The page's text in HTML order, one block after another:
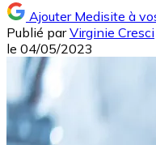
Ajouter Medisite à
Publié par Virginie Cresci
le 04/05/2023